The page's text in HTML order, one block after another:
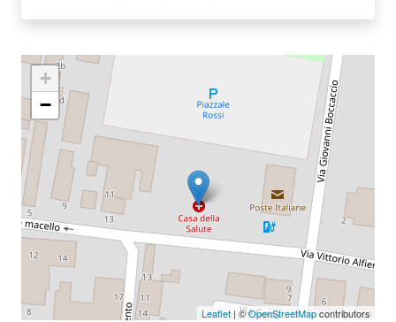
+
−
Leaflet | ©OpenStreetMapcontributors